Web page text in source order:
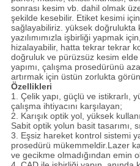
sonrası kesim vb. dahil olmak
şekilde kesebilir. Etiket kesimi
sağlayabiliriz. yüksek doğrulukta
yazılımımızla işbirliği yapmak
hizalayabilir, hatta tekrar tekrar
doğruluk ve pürüzsüz kesim elde
yapımı, çalışma prosedürünü
artırmak için üstün zorlukta
Özellikleri
1. Çelik yapı, güçlü ve istikrarlı,
çalışma ihtiyacını karşılayan;
2. Karışık optik yol, yüksek
Sabit optik yolun basit tasarımı,
3. Eşsiz hareket kontrol sistemi
prosedürü mükemmeldir.Lazer
ve gecikme olmadığından emin